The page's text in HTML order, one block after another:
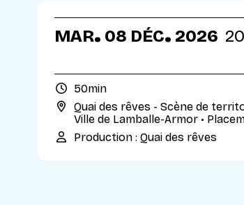
MAR. 08 DÉC. 2026
50min
Quai des rêves - Scène de
Ville de Lamballe-Armor •
Production : Quai des rêves